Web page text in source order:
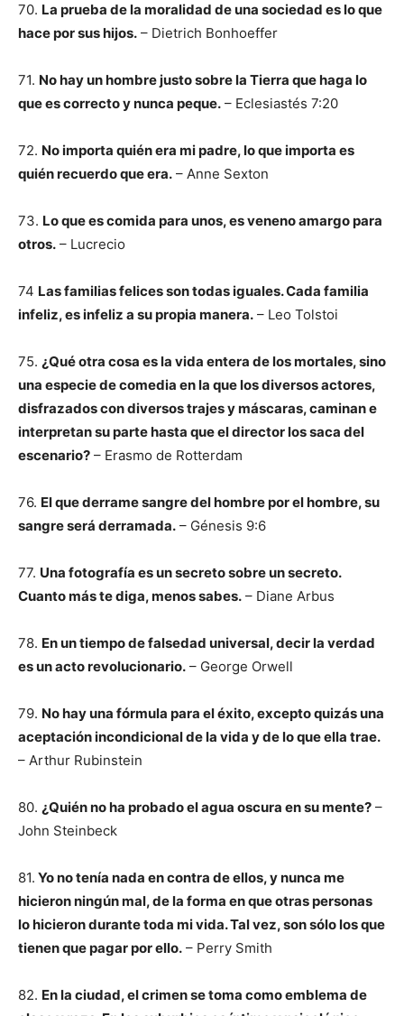
70. La prueba de la moralidad de una sociedad es lo que
hace por sus hijos. – Dietrich Bonhoeffer
71. No hay un hombre justo sobre la Tierra que haga lo
que es correcto y nunca peque. – Eclesiastés 7:20
72. No importa quién era mi padre, lo que importa es
quién recuerdo que era. – Anne Sexton
73. Lo que es comida para unos, es veneno amargo para
otros. – Lucrecio
74 Las familias felices son todas iguales. Cada familia
infeliz, es infeliz a su propia manera. – Leo Tolstoi
75. ¿Qué otra cosa es la vida entera de los mortales, sino
una especie de comedia en la que los diversos actores,
disfrazados con diversos trajes y máscaras, caminan e
interpretan su parte hasta que el director los saca del
escenario? – Erasmo de Rotterdam
76. El que derrame sangre del hombre por el hombre, su
sangre será derramada. – Génesis 9:6
77. Una fotografía es un secreto sobre un secreto.
Cuanto más te diga, menos sabes. – Diane Arbus
78. En un tiempo de falsedad universal, decir la verdad
es un acto revolucionario. – George Orwell
79. No hay una fórmula para el éxito, excepto quizás una
aceptación incondicional de la vida y de lo que ella trae.
– Arthur Rubinstein
80. ¿Quién no ha probado el agua oscura en su mente? –
John Steinbeck
81. Yo no tenía nada en contra de ellos, y nunca me
hicieron ningún mal, de la forma en que otras personas
lo hicieron durante toda mi vida. Tal vez, son sólo los que
tienen que pagar por ello. – Perry Smith
82. En la ciudad, el crimen se toma como emblema de